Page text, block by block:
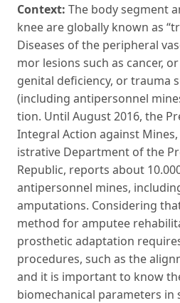
Context: The body segment
knee are globally known as
Diseases of the peripheral
mor lesions such as cancer,
genital deficiency, or trauma
(including antipersonnel
tion. Until August 2016, the
Integral Action against
istrative Department of the
Repub­lic, reports about
antipersonnel mines,
amputations. Consider­ing
method for amputee
prosthetic adaptation
procedures, such as the
and it is important to know
biomechanical param­eters in